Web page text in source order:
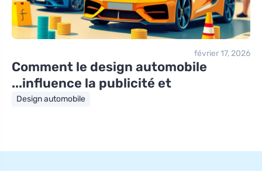
février 17, 2026
Comment le design automobile
influence la publicité et...
Design automobile